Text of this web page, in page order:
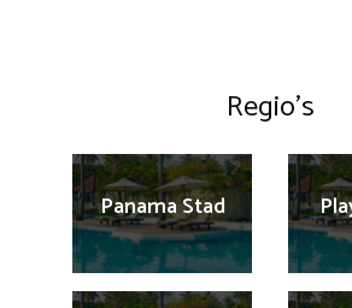
Regio’s
Panama Stad